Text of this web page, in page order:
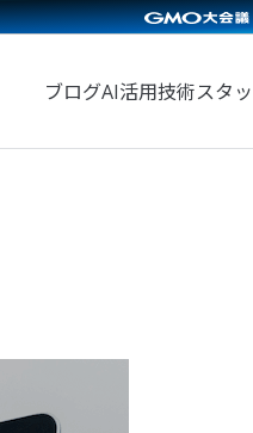
ブログAI活用技術スタ